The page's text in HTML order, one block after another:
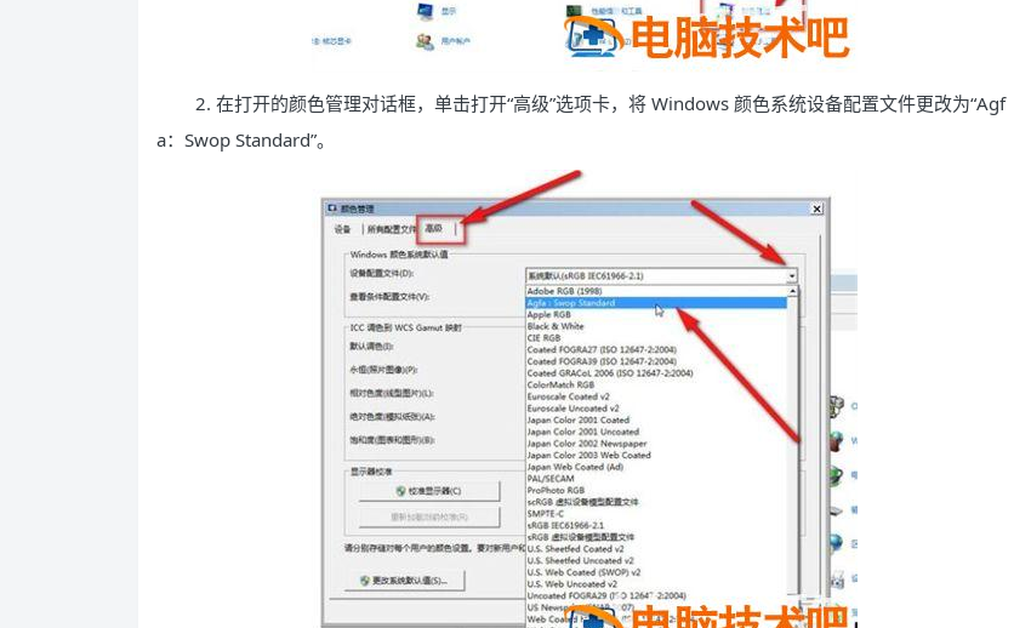
2. 在打开的颜色管理对话框，单击打开“高级”选项卡，将 Windows 颜色系统设备配置文件更改为“Agf
a：Swop Standard”。